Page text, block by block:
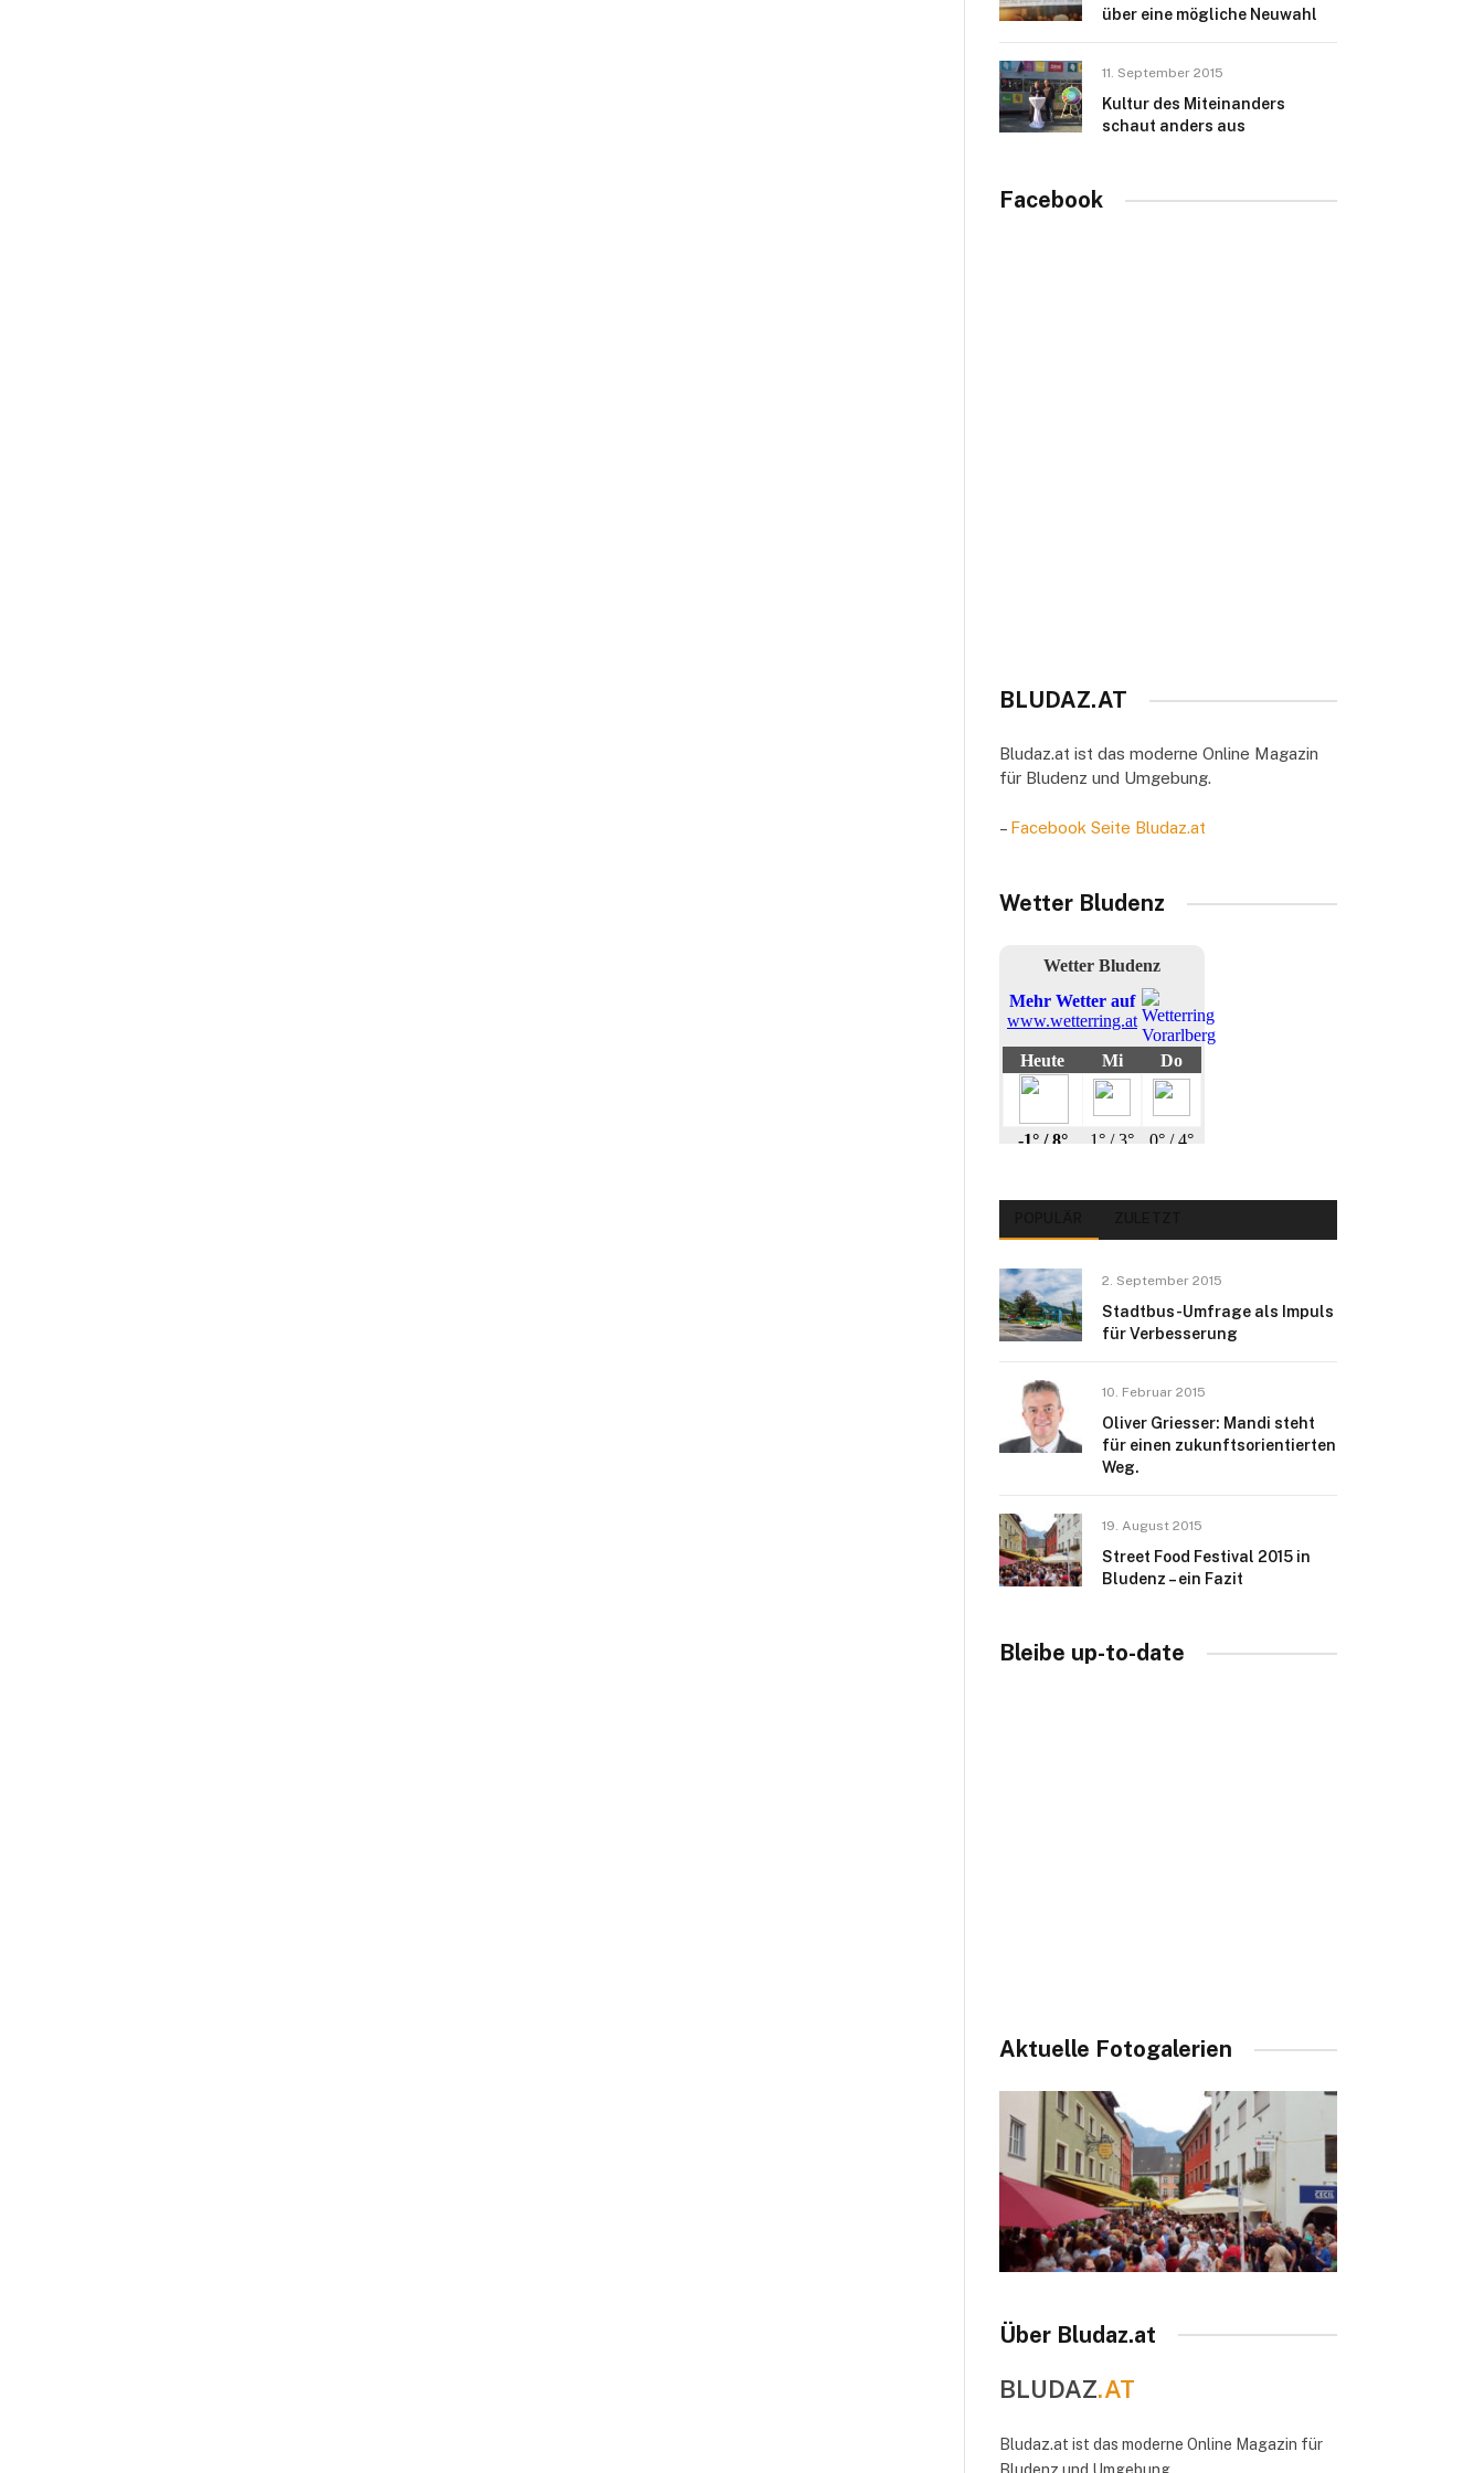
über eine mögliche Neuwahl
11. September 2015
Kultur des Miteinanders
schaut anders aus
Facebook
BLUDAZ.AT
Bludaz.at ist das moderne Online Magazin
für Bludenz und Umgebung.
– Facebook Seite Bludaz.at
Wetter Bludenz
2. September 2015
Stadtbus-Umfrage als Impuls
für Verbesserung
10. Februar 2015
Oliver Griesser: Mandi steht
für einen zukunftsorientierten
Weg.
19. August 2015
Street Food Festival 2015 in
Bludenz – ein Fazit
Bleibe up-to-date
Aktuelle Fotogalerien
Über Bludaz.at
BLUDAZ.AT
Bludaz.at ist das moderne Online Magazin für
Bludenz und Umgebung.